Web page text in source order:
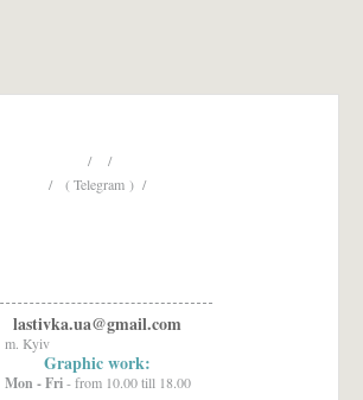
/ /
/ ( Telegram ) /
lastivka.ua@gmail.com
m. Kyiv
Graphic work:
Mon - Fri- from 10.00 till 18.00